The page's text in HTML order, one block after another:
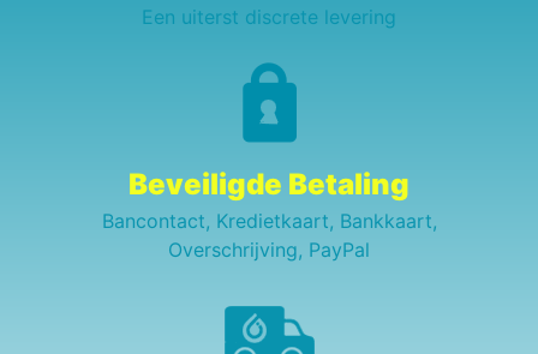
Een uiterst discrete levering
Beveiligde Betaling
Bancontact, Kredietkaart, Bankkaart,
Overschrijving, PayPal